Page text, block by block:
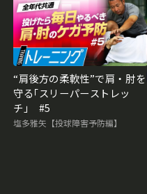
“肩後方の柔軟性”で肩・肘を
守る｢スリーパーストレッ
チ｣ #5
塩多雅矢【投球障害予防編】